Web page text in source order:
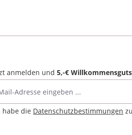
anmelden und5,-€
habe die Datenschutzbestimmungen